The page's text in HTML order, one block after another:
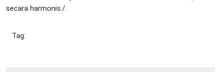
secara harmonis./.
Tag: